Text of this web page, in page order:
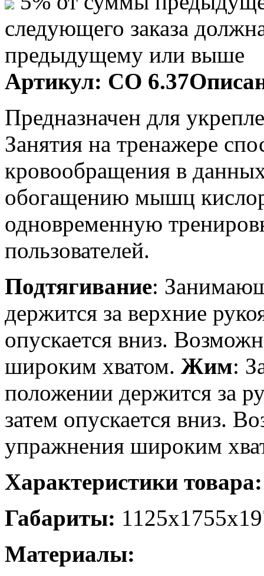
следующего заказа
предыдущему или выше
Артикул: СО 6.37
Предназначен для
Занятия на тренажере
кровообращения в
обогащению мышц
одновременную
пользователей.
Подтягивание:
держится за верхние
опускается вниз.
широким хватом. Жим:
положении держится за
затем опускается вниз.
упражнения широким
Характеристики товара:
Габариты:
Материалы: